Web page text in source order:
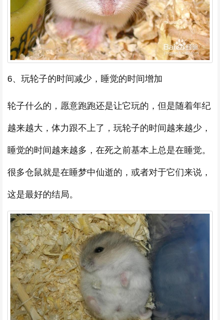
6、玩轮子的时间减少，睡觉的时间增加
轮子什么的，愿意跑跑还是让它玩的，但是随着年纪
越来越大，体力跟不上了，玩轮子的时间越来越少，
睡觉的时间越来越多，在死之前基本上总是在睡觉。
很多仓鼠就是在睡梦中仙逝的，或者对于它们来说，
这是最好的结局。